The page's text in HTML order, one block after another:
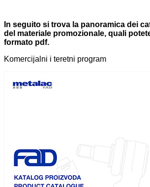
In seguito si trova la panoramica dei
del materiale promozionale, quali
formato pdf.
Komercijalni i teretni program